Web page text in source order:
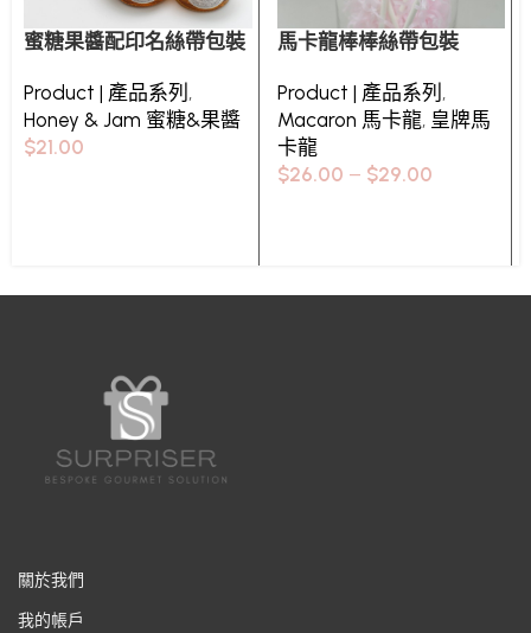
蜜糖果醬配印名絲帶包裝
Product | 產品系列 ,
Honey & Jam 蜜糖&果醬
$21.00
馬卡龍棒棒絲帶包裝
Product | 產品系列 ,
Macaron 馬卡龍, 皇牌馬
卡龍
$26.00 – $29.00
關於我們
我的帳戶